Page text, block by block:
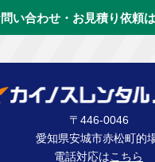
い合わせ・お見積り依頼
〒446-0046
愛知県安城市赤松町的
電話対応はこちら